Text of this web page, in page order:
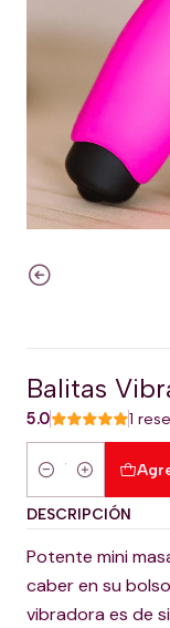
Balitas
5.0 1
Cantidad
DESCRIPCIÓN
Potente mini
caber en su
vibradora es de